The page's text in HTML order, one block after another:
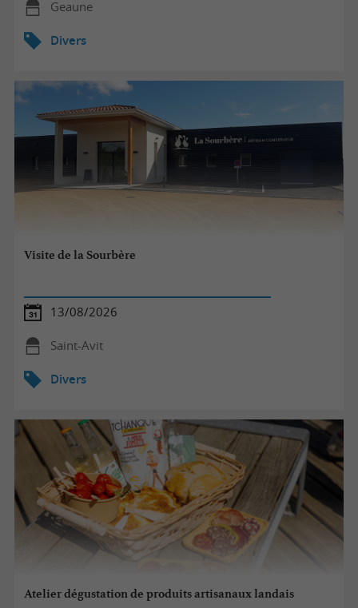
Geaune
Divers
Visite de la Sourbère
13/08/2026
Saint-Avit
Divers
Atelier dégustation de produits artisanaux landais